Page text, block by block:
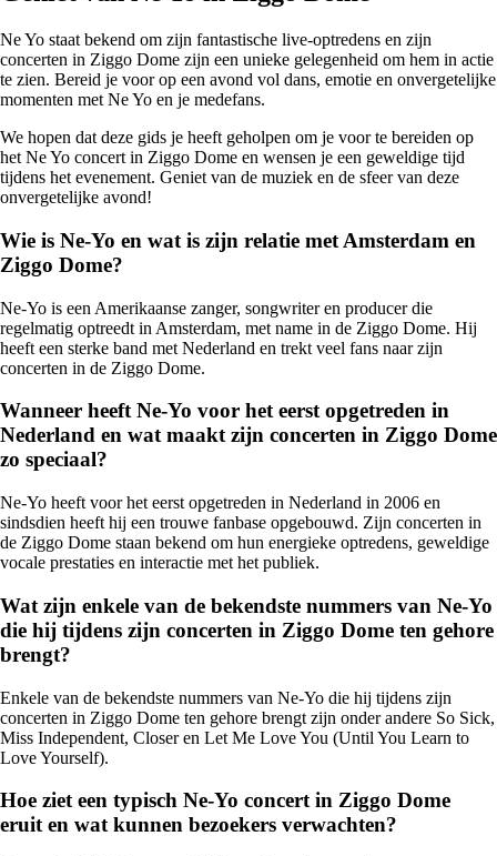
Ne Yo staat bekend om zijn fantastische live-optredens en zijn
concerten in Ziggo Dome zijn een unieke gelegenheid om hem in actie
te zien. Bereid je voor op een avond vol dans, emotie en onvergetelijke
momenten met Ne Yo en je medefans.
We hopen dat deze gids je heeft geholpen om je voor te bereiden op
het Ne Yo concert in Ziggo Dome en wensen je een geweldige tijd
tijdens het evenement. Geniet van de muziek en de sfeer van deze
onvergetelijke avond!
Wie is Ne-Yo en wat is zijn relatie met Amsterdam en
Ziggo Dome?
Ne-Yo is een Amerikaanse zanger, songwriter en producer die
regelmatig optreedt in Amsterdam, met name in de Ziggo Dome. Hij
heeft een sterke band met Nederland en trekt veel fans naar zijn
concerten in de Ziggo Dome.
Wanneer heeft Ne-Yo voor het eerst opgetreden in
Nederland en wat maakt zijn concerten in Ziggo Dome
zo speciaal?
Ne-Yo heeft voor het eerst opgetreden in Nederland in 2006 en
sindsdien heeft hij een trouwe fanbase opgebouwd. Zijn concerten in
de Ziggo Dome staan bekend om hun energieke optredens, geweldige
vocale prestaties en interactie met het publiek.
Wat zijn enkele van de bekendste nummers van Ne-Yo
die hij tijdens zijn concerten in Ziggo Dome ten gehore
brengt?
Enkele van de bekendste nummers van Ne-Yo die hij tijdens zijn
concerten in Ziggo Dome ten gehore brengt zijn onder andere So Sick,
Miss Independent, Closer en Let Me Love You (Until You Learn to
Love Yourself).
Hoe ziet een typisch Ne-Yo concert in Ziggo Dome
eruit en wat kunnen bezoekers verwachten?